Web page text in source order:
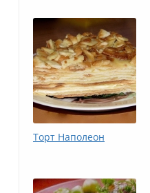
Торт Наполеон